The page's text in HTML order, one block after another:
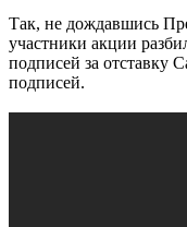
Так, не дождавшись
участники акции
подписей за отставку
подписей.